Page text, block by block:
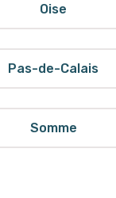
Oise
Pas-de-Calais
Somme